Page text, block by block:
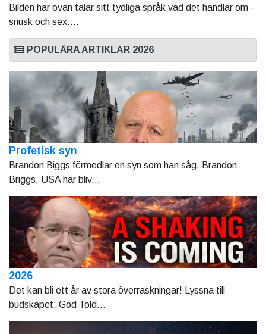
Bilden här ovan talar sitt tydliga språk vad det handlar om -
snusk och sex....
POPULÄRA ARTIKLAR 2026
Profetisk syn
Brandon Biggs förmedlar en syn som han såg. Brandon
Briggs, USA har bliv...
2026
Det kan bli ett år av stora överraskningar! Lyssna till
budskapet: God Told...